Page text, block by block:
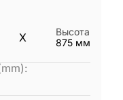
X
Высота
875 мм
: